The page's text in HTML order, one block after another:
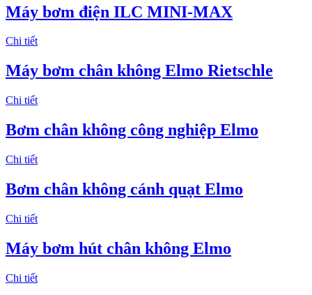
Máy bơm điện ILC MINI-MAX
Chi tiết
Máy bơm chân không Elmo Rietschle
Chi tiết
Bơm chân không công nghiệp Elmo
Chi tiết
Bơm chân không cánh quạt Elmo
Chi tiết
Máy bơm hút chân không Elmo
Chi tiết